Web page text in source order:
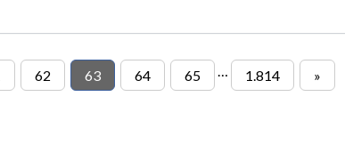
62 63 64 65 … 1.814 »